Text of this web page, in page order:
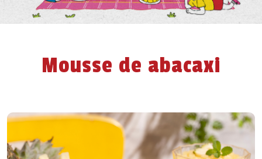
Mousse de abacaxi